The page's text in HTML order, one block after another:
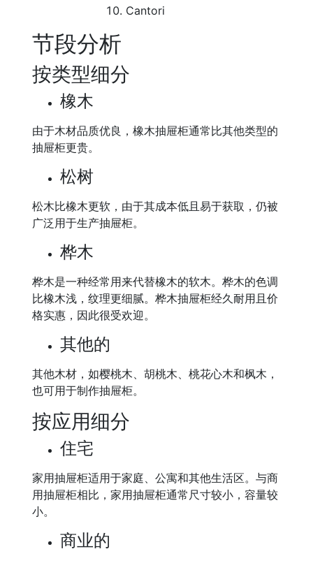
Cantori
节段分析
按类型细分
橡木
由于木材品质优良，橡木抽屉柜通常比其他类型的
抽屉柜更贵。
松树
松木比橡木更软，由于其成本低且易于获取，仍被
广泛用于生产抽屉柜。
桦木
桦木是一种经常用来代替橡木的软木。桦木的色调
比橡木浅，纹理更细腻。桦木抽屉柜经久耐用且价
格实惠，因此很受欢迎。
其他的
其他木材，如樱桃木、胡桃木、桃花心木和枫木，
也可用于制作抽屉柜。
按应用细分
住宅
家用抽屉柜适用于家庭、公寓和其他生活区。与商
用抽屉柜相比，家用抽屉柜通常尺寸较小，容量较
小。
商业的